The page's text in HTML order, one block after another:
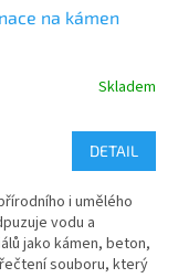
na kámen
Skladem
DETAIL
i umělého
vodu a
jako kámen, beton,
souboru, který